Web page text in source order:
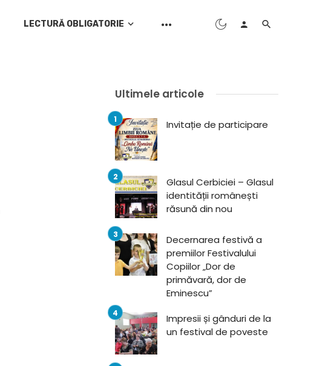
LECTURĂ OBLIGATORIE
Ultimele articole
Invitație de participare
Glasul Cerbiciei – Glasul
identității românești
răsună din nou
Decernarea festivă a
premiilor Festivalului
Copiilor „Dor de
primăvară, dor de
Eminescu”
Impresii și gânduri de la
un festival de poveste